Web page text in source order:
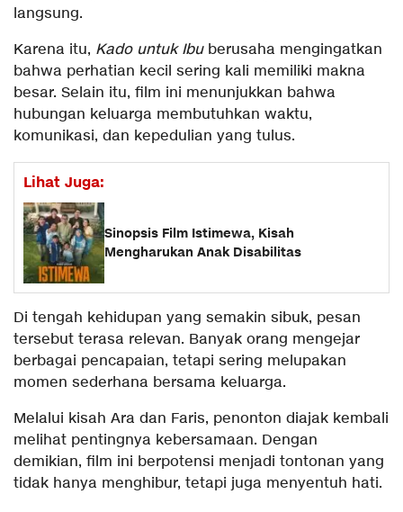
langsung.
Karena itu, Kado untuk Ibuberusaha mengingatkan
bahwa perhatian kecil sering kali memiliki makna
besar. Selain itu, film ini menunjukkan bahwa
hubungan keluarga membutuhkan waktu,
komunikasi, dan kepedulian yang tulus.
Lihat Juga:
Sinopsis Film Istimewa, Kisah
Mengharukan Anak Disabilitas
Di tengah kehidupan yang semakin sibuk, pesan
tersebut terasa relevan. Banyak orang mengejar
berbagai pencapaian, tetapi sering melupakan
momen sederhana bersama keluarga.
Melalui kisah Ara dan Faris, penonton diajak kembali
melihat pentingnya kebersamaan. Dengan
demikian, film ini berpotensi menjadi tontonan yang
tidak hanya menghibur, tetapi juga menyentuh hati.